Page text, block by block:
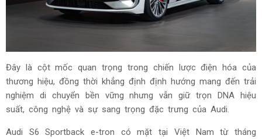
Đây là cột mốc quan trọng trong chiến lược điện hóa của
thương hiệu, đồng thời khẳng định định hướng mang đến trải
nghiệm di chuyển bền vững nhưng vẫn giữ trọn DNA hiệu
suất, công nghệ và sự sang trọng đặc trưng của Audi.
Audi S6 Sportback e-tron có mặt tại Việt Nam từ tháng